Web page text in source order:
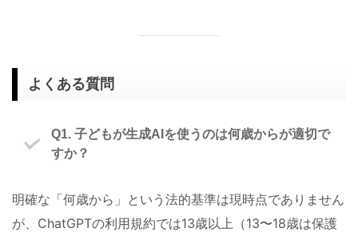
よくある質問
Q1. 子どもが生成AIを使うのは何歳からが適切で
すか？
明確な「何歳から」という法的基準は現時点でありません
が、ChatGPTの利用規約では13歳以上（13〜18歳は保護